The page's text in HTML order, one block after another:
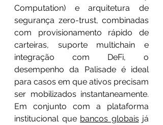
Computation) e arquitetura de
segurança zero-trust, combinadas
com provisionamento rápido de
carteiras, suporte multichain e
integração com DeFi, o
desempenho da Palisade é ideal
para casos em que ativos precisam
ser mobilizados instantaneamente.
Em conjunto com a plataforma
institucional que bancos globais já